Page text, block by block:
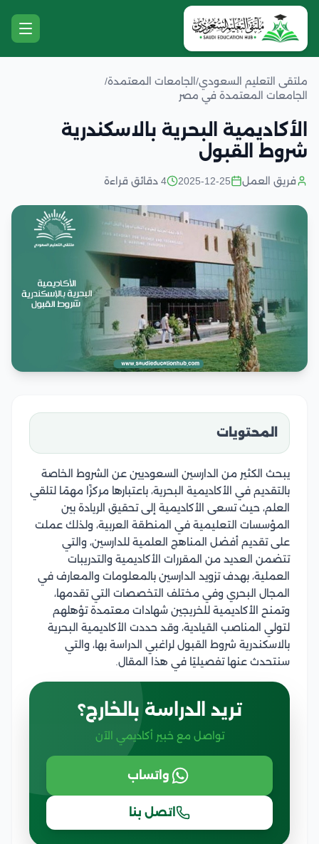
ملتقى التعليم السعودي/ الجامعات المعتمدة/
الجامعات المعتمدة في مصر
الأكاديمية البحرية بالاسكندرية
شروط القبول
فريق العمل 2025-12-25 4 دقائق قراءة
المحتويات
يبحث الكثير من الدارسين السعوديين عن الشروط الخاصة
بالتقديم في الأكاديمية البحرية، باعتبارها مركزًا مهمًا لتلقي
العلم، حيث تسعى الأكاديمية إلى تحقيق الريادة بين
المؤسسات التعليمية في المنطقة العربية، ولذلك عملت
على تقديم أفضل المناهج العلمية للدارسين، والتي
تتضمن العديد من المقررات الأكاديمية والتدريبات
العملية، بهدف تزويد الدارسين بالمعلومات والمعارف في
المجال البحري وفي مختلف التخصصات التي تقدمها،
وتمنح الأكاديمية للخريجين شهادات معتمدة تؤهلهم
لتولي المناصب القيادية، وقد حددت الأكاديمية البحرية
بالاسكندرية شروط القبول لراغبي الدراسة بها، والتي
سنتحدث عنها تفصيليًا في هذا المقال.
تريد الدراسة بالخارج؟
تواصل مع خبير أكاديمي الآن
واتساب
اتصل بنا